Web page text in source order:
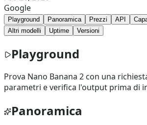
Google
Playground Panoramica Prezzi API
Altri modelli
Uptime Versioni
Playground
Prova Nano Banana 2 con una
parametri e verifica l'output prima di
Panoramica